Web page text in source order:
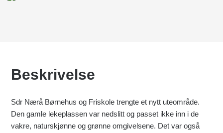
Beskrivelse
Sdr Nærå Børnehus og Friskole trengte et nytt uteområde.
Den gamle lekeplassen var nedslitt og passet ikke inn i de
vakre, naturskjønne og grønne omgivelsene. Det var også